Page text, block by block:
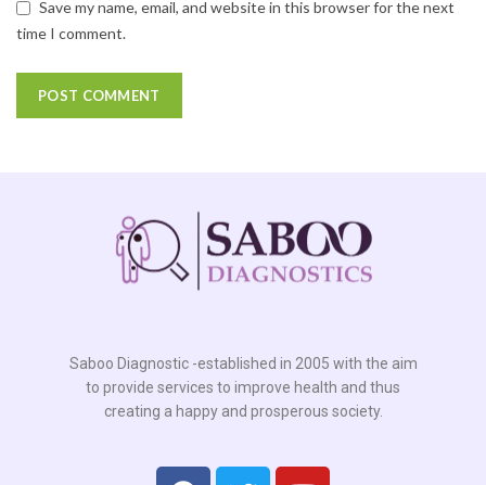
Save my name, email, and website in this browser for the next
time I comment.
Saboo Diagnostic -established in 2005 with the aim
to provide services to improve health and thus
creating a happy and prosperous society.